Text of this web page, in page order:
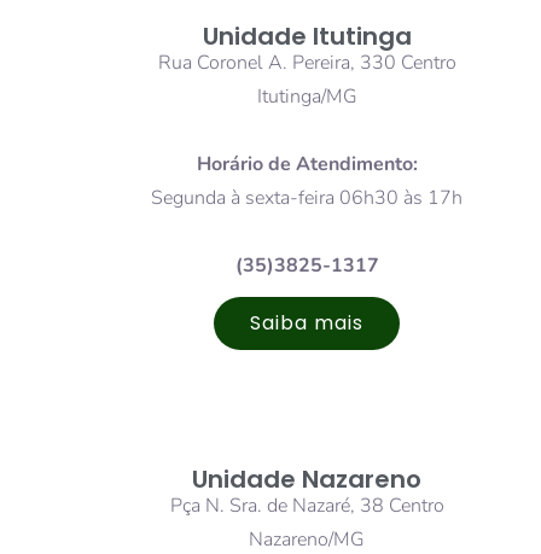
Unidade Itutinga
Rua Coronel A. Pereira, 330 Centro
Itutinga/MG
Horário de Atendimento:
Segunda à sexta-feira 06h30 às 17h
(35)3825-1317
Saiba mais
Unidade Nazareno
Pça N. Sra. de Nazaré, 38 Centro
Nazareno/MG